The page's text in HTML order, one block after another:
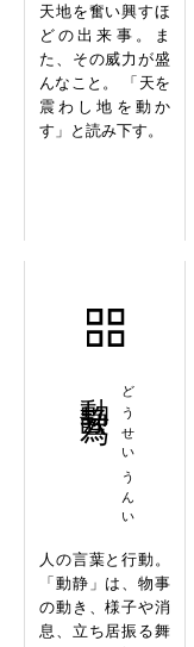
天地を奮い興すほ
どの出来事。ま
た、その威力が盛
んなこと。 「天を
震わし地を動か
す」と読み下す。
どうせいうんい
人の言葉と行動。
「動静」は、物事
の動き、様子や消
息、立ち居振る舞